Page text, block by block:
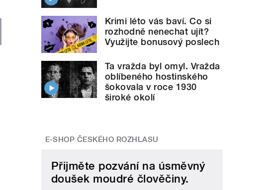
Krimi léto vás baví. Co si
rozhodně nenechat ujít?
Využijte bonusový poslech
Ta vražda byl omyl. Vražda
oblíbeného hostinského
šokovala v roce 1930
široké okolí
E-SHOP ČESKÉHO ROZHLASU
Přijměte pozvání na úsměvný
doušek moudré člověčiny.